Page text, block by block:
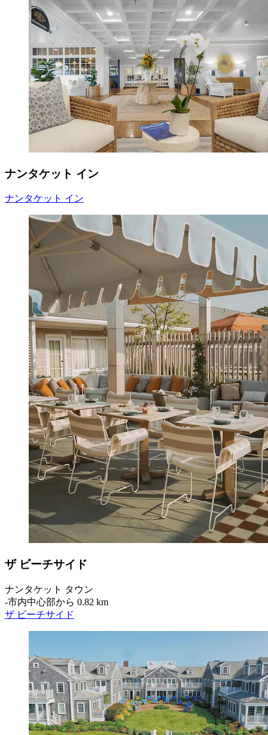
ナンタケット イン
ナンタケット イン
ザ ビーチサイド
ナンタケット タウン
‐市内中心部から 0.82 km
ザ ビーチサイド